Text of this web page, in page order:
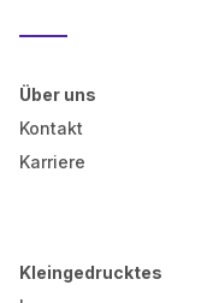
Über uns
Kontakt
Karriere
Kleingedrucktes